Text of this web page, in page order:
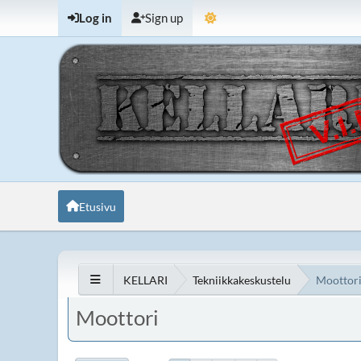
Log in Sign up
Etusivu
KELLARI Tekniikkakeskustelu Moottori
Moottori